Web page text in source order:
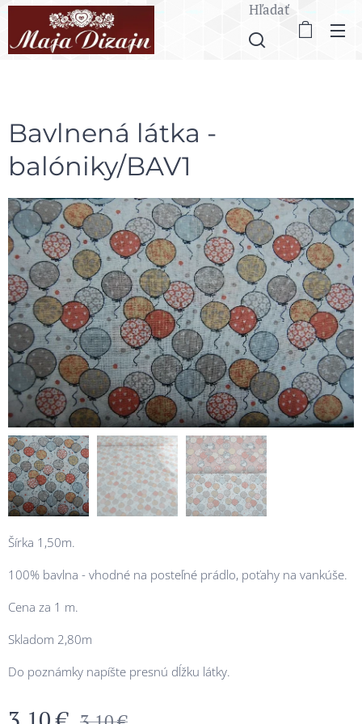
Hľadať
Bavlnená látka -
balóniky/BAV1
Šírka 1,50m.
100% bavlna - vhodné na posteľné prádlo, poťahy na vankúše.
Cena za 1 m.
Skladom 2,80m
Do poznámky napíšte presnú dĺžku látky.